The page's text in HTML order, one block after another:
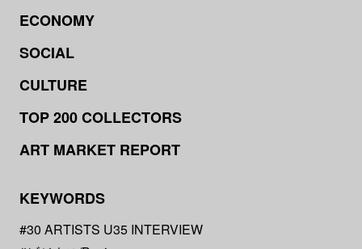
ECONOMY
SOCIAL
CULTURE
TOP 200 COLLECTORS
ART MARKET REPORT
KEYWORDS
#30 ARTISTS U35 INTERVIEW